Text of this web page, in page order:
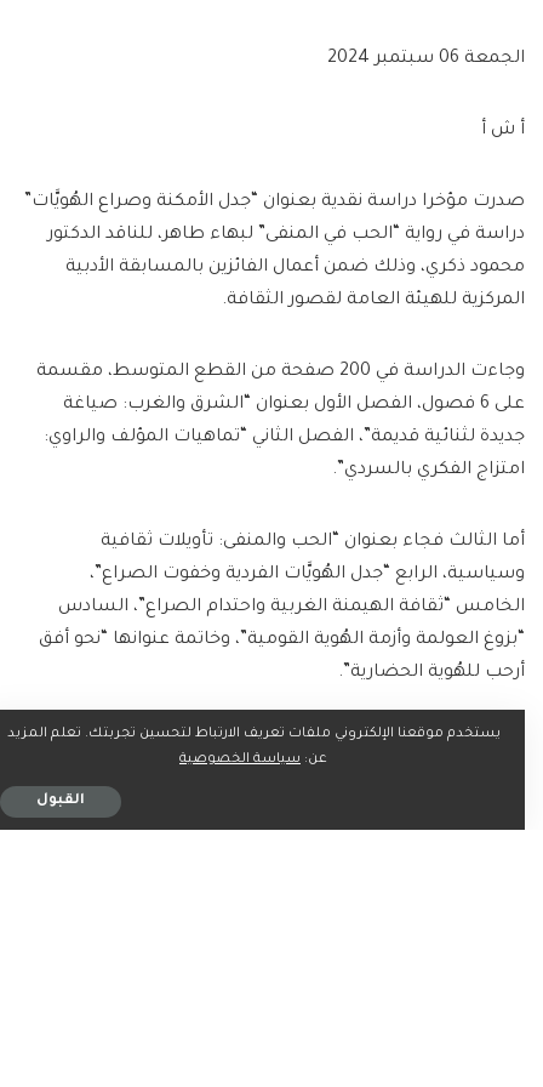
الجمعة 06 سبتمبر 2024
أ ش أ
صدرت مؤخرا دراسة نقدية بعنوان “جدل الأمكنة وصراع الهُويَّات”
دراسة في رواية “الحب في المنفى” لبهاء طاهر، للناقد الدكتور
محمود ذكري، وذلك ضمن أعمال الفائزين بالمسابقة الأدبية
المركزية للهيئة العامة لقصور الثقافة.
وجاءت الدراسة في 200 صفحة من القطع المتوسط، مقسمة
على 6 فصول، الفصل الأول بعنوان “الشرق والغرب: صياغة
جديدة لثنائية قديمة”، الفصل الثاني “تماهيات المؤلف والراوي:
امتزاج الفكري بالسردي”.
أما الثالث فجاء بعنوان “الحب والمنفى: تأويلات ثقافية
وسياسية، الرابع “جدل الهُويَّات الفردية وخفوت الصراع”،
الخامس “ثقافة الهيمنة الغربية واحتدام الصراع”، السادس
“بزوغ العولمة وأزمة الهُوية القومية”، وخاتمة عنوانها “نحو أفق
أرحب للهُوية الحضارية”.
وفي مقدمة الدراسة يقول “ذكري”: إننا نستطيع أن نفهم عمق
عمل روائي يطرح هذه المشاعر أكثر من عمل علمي يدرسها
يستخدم موقعنا الإلكتروني ملفات تعريف الارتباط لتحسين تجربتك. تعلم المزيد
عن: سياسة الخصوصية
القبول